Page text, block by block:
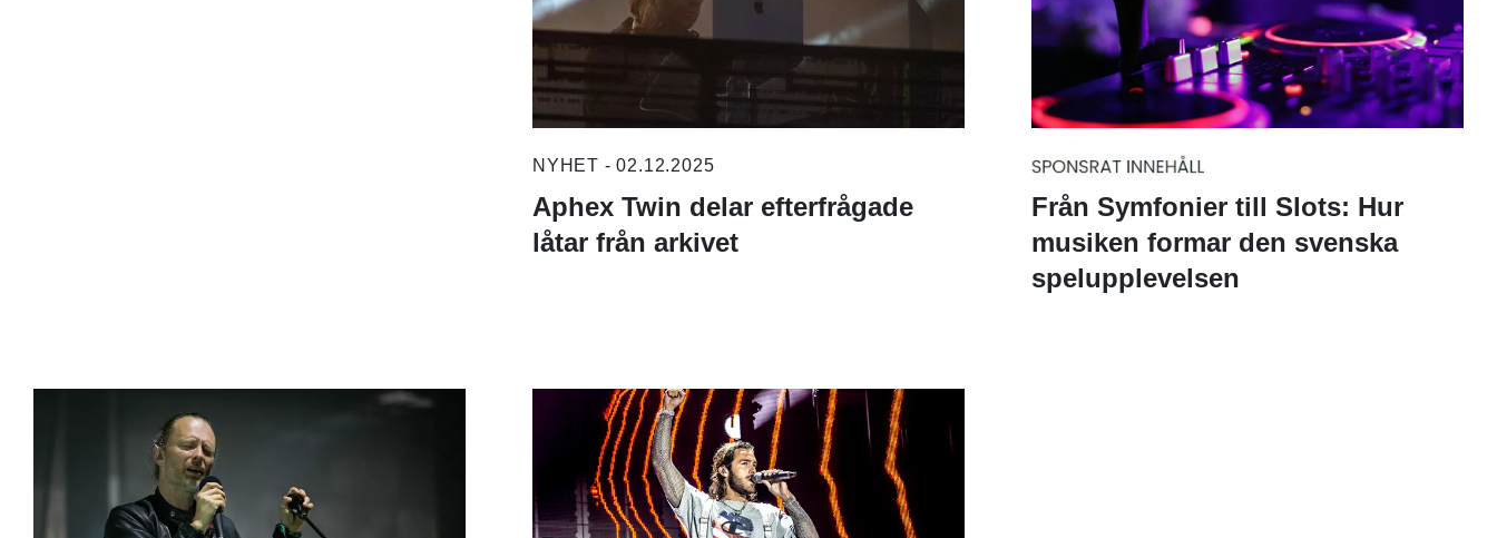
NYHET - 02.12.2025
Aphex Twin delar efterfrågade
låtar från arkivet
Från Symfonier till Slots: Hur
musiken formar den svenska
spelupplevelsen